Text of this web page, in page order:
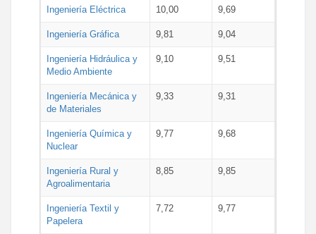
Ingeniería Eléctrica 10,00 9,69
Ingeniería Gráfica 9,81 9,04
Ingeniería Hidráulica y
Medio Ambiente
9,10 9,51
Ingeniería Mecánica y
de Materiales
9,33 9,31
Ingeniería Química y
Nuclear
9,77 9,68
Ingeniería Rural y
Agroalimentaria
8,85 9,85
Ingeniería Textil y
Papelera
7,72 9,77